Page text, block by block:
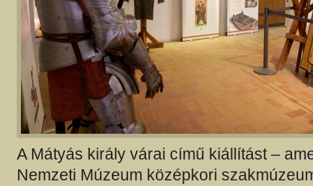
A Mátyás király várai című kiállítást –
Nemzeti Múzeum középkori